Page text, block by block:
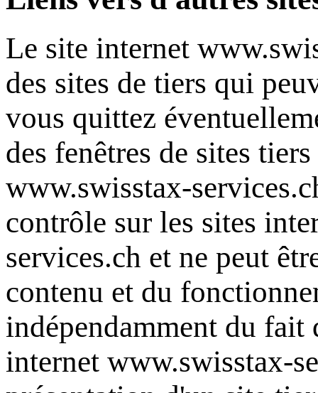
Le site internet
des sites de tiers qui
vous quittez
des fenêtres de sites
www.swisstax-
contrôle sur les sites
services.ch et ne peut
contenu et du
indépendamment du
internet www.swisstax-